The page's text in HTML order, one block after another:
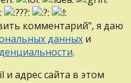
комментарий", я даю
данных и
.
адрес сайта в этом